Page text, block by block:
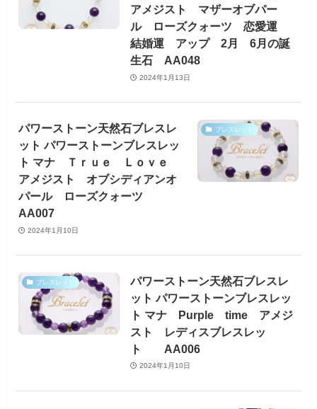
アメジスト マザーオブパー
ル ローズクォーツ 恋愛運
結婚運 アップ 2月 6月の誕
生石 AA048
2024年1月13日
ブレスレット
パワーストーン天然石ブレスレ
ット パワーストーンブレスレッ
ト マナ Ｔｒｕｅ Ｌｏｖｅ
アメジスト オブシディアンオ
パール ローズクォーツ
AA007
2024年1月10日
ブレスレット
パワーストーン天然石ブレスレ
ット パワーストーンブレスレッ
ト マナ Purple time アメジ
スト レディスブレスレッ
ト AA006
2024年1月10日